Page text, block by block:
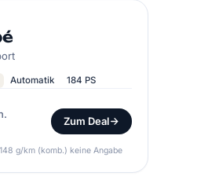
Automatik 184 PS
Zum Deal
g/km (komb.) keine Angabe